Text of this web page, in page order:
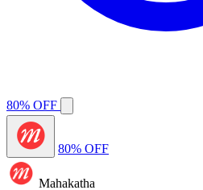
80% OFF
80% OFF
Mahakatha